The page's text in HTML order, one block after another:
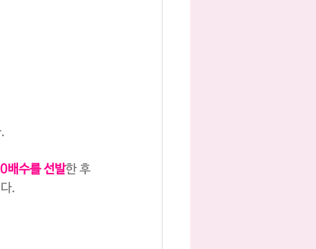
배수를 선발한 후
.